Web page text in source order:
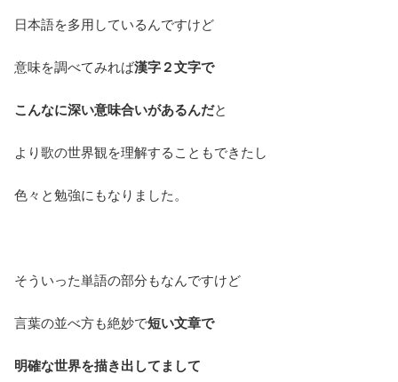
日本語を多用しているんですけど
意味を調べてみれば漢字２文字で
こんなに深い意味合いがあるんだと
より歌の世界観を理解することもできたし
色々と勉強にもなりました。
そういった単語の部分もなんですけど
言葉の並べ方も絶妙で短い文章で
明確な世界を描き出してまして